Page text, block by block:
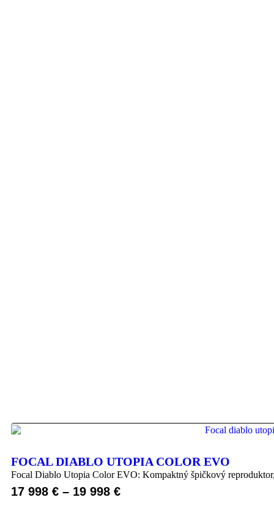
FOCAL DIABLO UTOPIA COLOR EVO
Focal Diablo Utopia Color EVO: Kompaktný špičkový
17 998 € – 19 998 €